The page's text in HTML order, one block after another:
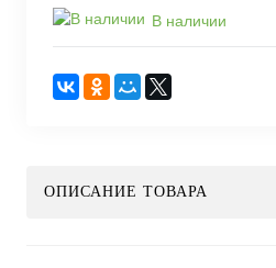
В наличии
ОПИСАНИЕ ТОВАРА